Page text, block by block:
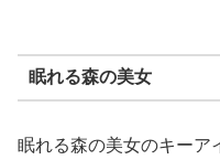
眠れる森の美女
眠れる森の美女のキーア